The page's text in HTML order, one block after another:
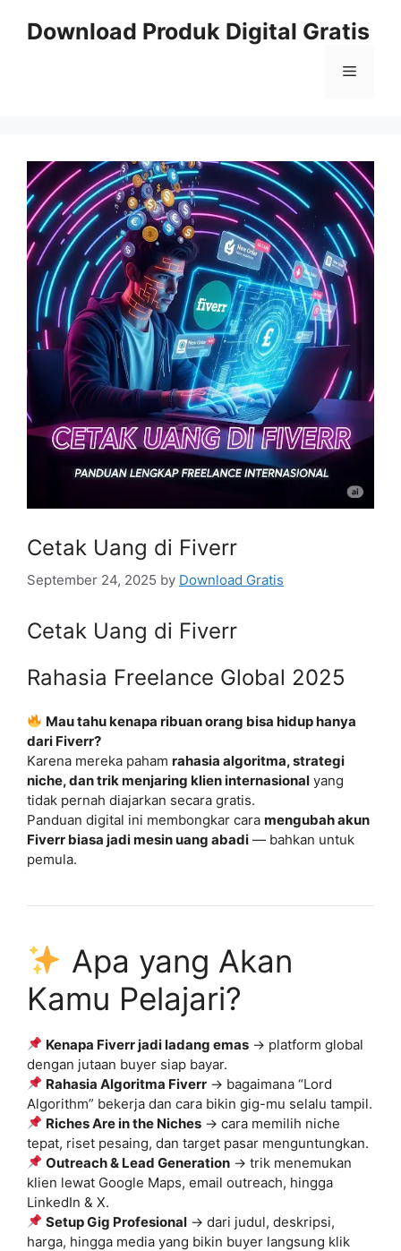
Download Produk Digital Gratis
Menu
Cetak Uang di Fiverr
September 24, 2025 by Download Gratis
Cetak Uang di Fiverr
Rahasia Freelance Global 2025
Mau tahu kenapa ribuan orang bisa hidup hanya
dari Fiverr?
Karena mereka paham rahasia algoritma, strategi
niche, dan trik menjaring klien internasional yang
tidak pernah diajarkan secara gratis.
Panduan digital ini membongkar cara mengubah akun
Fiverr biasa jadi mesin uang abadi — bahkan untuk
pemula.
Apa yang Akan
Kamu Pelajari?
Kenapa Fiverr jadi ladang emas → platform global
dengan jutaan buyer siap bayar.
Rahasia Algoritma Fiverr → bagaimana “Lord
Algorithm” bekerja dan cara bikin gig-mu selalu tampil.
Riches Are in the Niches → cara memilih niche
tepat, riset pesaing, dan target pasar menguntungkan.
Outreach & Lead Generation → trik menemukan
klien lewat Google Maps, email outreach, hingga
LinkedIn & X.
Setup Gig Profesional → dari judul, deskripsi,
harga, hingga media yang bikin buyer langsung klik